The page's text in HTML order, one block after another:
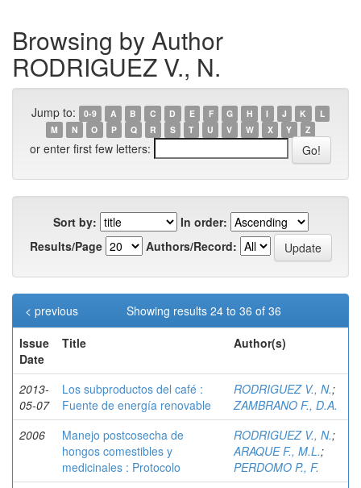
Browsing by Author
RODRIGUEZ V., N.
Jump to: 0-9 A B C D E F G H I J K
L
M
N O P Q R S T U V W X Y Z
or enter first few letters:
Sort by:
In order:
Results/Page
Authors/Record:
Showing results 24 to 36 of 36
< previous
Issue
Date
Title Author(s)
2013-
05-07
Los subproductos del café :
Fuente de energía renovable
RODRIGUEZ V., N.;
ZAMBRANO F., D.A.
2006
Manejo postcosecha de
hongos comestibles y
medicinales : Protocolo
RODRIGUEZ V., N.;
ARAQUE F., M.L.;
PERDOMO P., F.